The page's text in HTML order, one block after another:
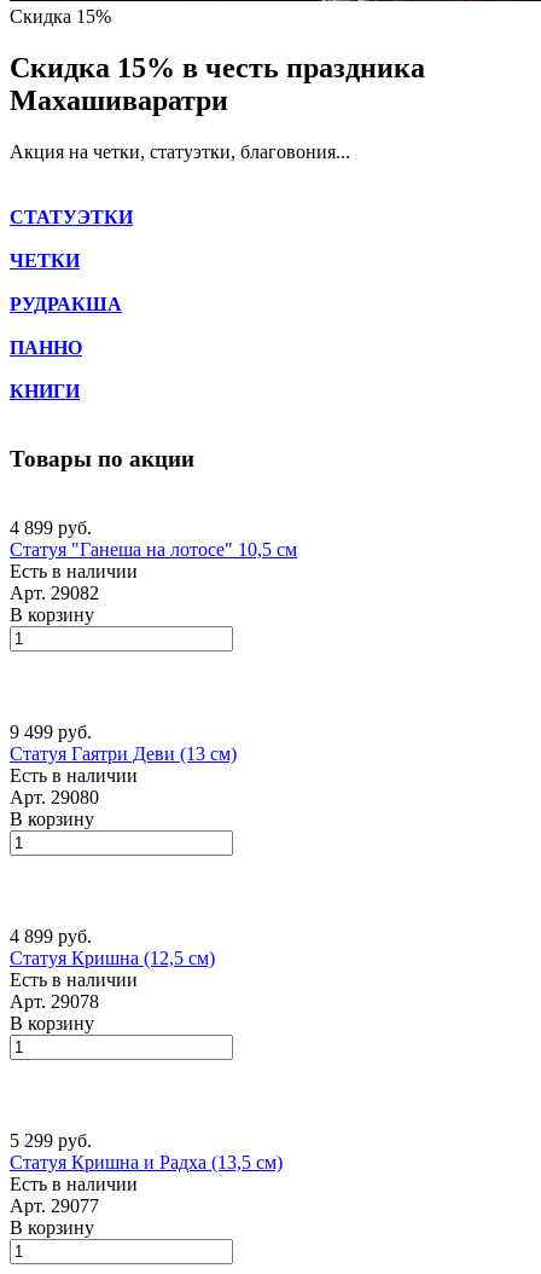
Скидка 15%
Скидка 15% в честь праздника
Махашиваратри
Акция на четки, статуэтки, благовония...
СТАТУЭТКИ
ЧЕТКИ
РУДРАКША
ПАННО
КНИГИ
Товары по акции
4 899 руб.
Статуя "Ганеша на лотосе" 10,5 см
Есть в наличии
Арт. 29082
В корзину
9 499 руб.
Статуя Гаятри Деви (13 см)
Есть в наличии
Арт. 29080
В корзину
4 899 руб.
Статуя Кришна (12,5 см)
Есть в наличии
Арт. 29078
В корзину
5 299 руб.
Статуя Кришна и Радха (13,5 см)
Есть в наличии
Арт. 29077
В корзину